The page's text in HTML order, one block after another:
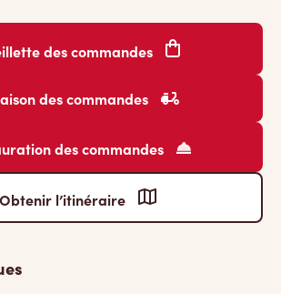
des commandes
des commandes
des commandes
Obtenir l’itinéraire